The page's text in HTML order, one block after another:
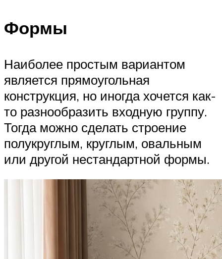
Формы
Наиболее простым вариантом
является прямоугольная
конструкция, но иногда хочется как-
то разнообразить входную группу.
Тогда можно сделать строение
полукруглым, круглым, овальным
или другой нестандартной формы.